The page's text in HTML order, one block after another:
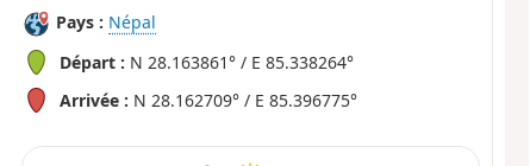
Pays : Népal
Départ : N 28.163861° / E 85.338264°
Arrivée : N 28.162709° / E 85.396775°